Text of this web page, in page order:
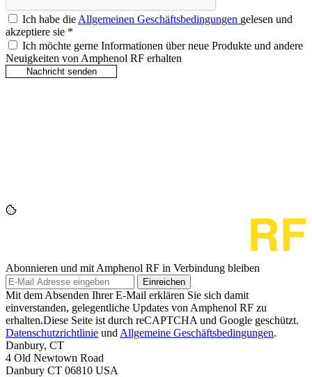
Ich habe die Allgemeinen Geschäftsbedingungen gelesen und
akzeptiere sie *
Ich möchte gerne Informationen über neue Produkte und andere
Neuigkeiten von Amphenol RF erhalten
Abonnieren und mit Amphenol RF in Verbindung bleiben
Einreichen
Mit dem Absenden Ihrer E-Mail erklären Sie sich damit
einverstanden, gelegentliche Updates von Amphenol RF zu
erhalten.Diese Seite ist durch reCAPTCHA und Google geschützt.
Datenschutzrichtlinie und Allgemeine Geschäftsbedingungen.
Danbury, CT
4 Old Newtown Road
Danbury CT 06810 USA